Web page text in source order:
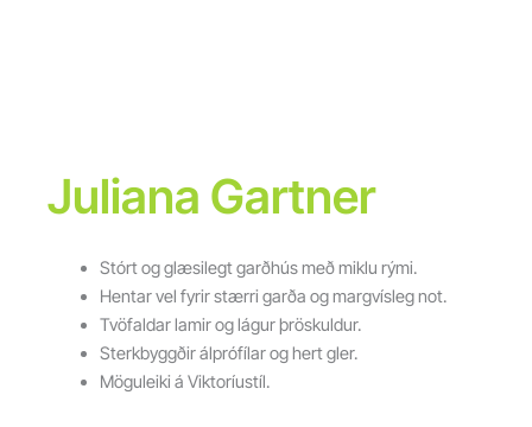
Juliana Gartner
Stórt og glæsilegt garðhús með miklu rými.
Hentar vel fyrir stærri garða og margvísleg not.
Tvöfaldar lamir og lágur þröskuldur.
Sterkbyggðir álprófílar og hert gler.
Möguleiki á Viktoríustíl.